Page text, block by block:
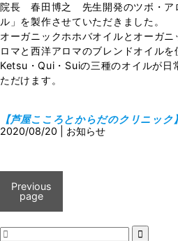
院長 春田博之 先生開発のツボ・ア
ル」を製作させていただきました。
オーガニックホホバオイルとオーガ
ロマと西洋アロマのブレンドオイルを
Ketsu・Qui・Suiの三種のオイルが日
ただけます。
【芦屋こころとからだのクリニッ
2020/08/20
お知らせ
Previous
page